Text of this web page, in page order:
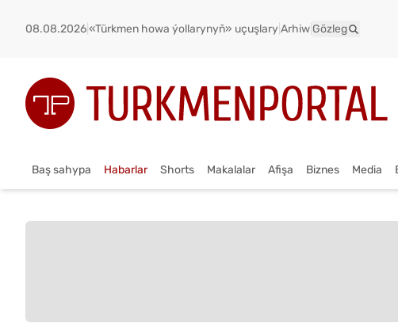
08.08.2026«Türkmen howa ýollarynyň» uçuşlaryArhiw Gözleg
Baş sahypa Habarlar Shorts Makalalar Afişa Biznes Media